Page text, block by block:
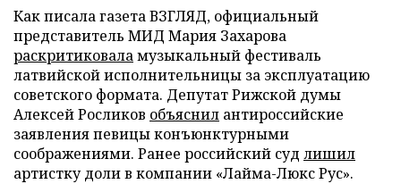
Как писала газета ВЗГЛЯД, официальный
представитель МИД Мария Захарова
раскритиковаламузыкальный фестиваль
латвийской исполнительницы за эксплуатацию
советского формата. Депутат Рижской думы
Алексей Росликов объяснил антироссийские
заявления певицы конъюнктурными
соображениями. Ранее российский суд лишил
артистку доли в компании «Лайма-Люкс Рус».